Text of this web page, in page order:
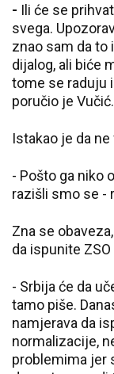
- Ili će se
svega.
znao sam da to
dijalog, ali biće
tome se raduju
poručio je Vučić.
Istakao je da
- Pošto ga niko
razišli smo se -
Zna se
da ispunite ZSO
- Srbija će da
tamo piše.
namjerava da
normalizacije,
problemima jer